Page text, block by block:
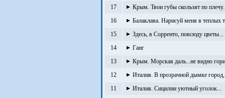
17
Крым. Твои губы скользят по
16
Балаклава. Нарисуй меня в теплых
15
Здесь, в Сорренто, повсюду цветы...
14
Ганг
13
Крым. Морская даль...не видно
12
Италия. В прозрачной дымке
11
Италия. Сицилии уютный уголок...